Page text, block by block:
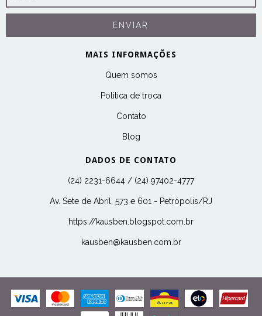
MAIS INFORMAÇÕES
Quem somos
Politica de troca
Contato
Blog
DADOS DE CONTATO
(24) 2231-6644 / (24) 97402-4777
Av. Sete de Abril, 573 e 601 - Petrópolis/RJ
https://kausben.blogspot.com.br
kausben@kausben.com.br